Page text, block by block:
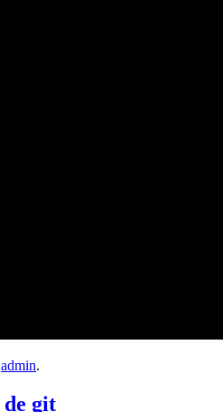
admin.
git